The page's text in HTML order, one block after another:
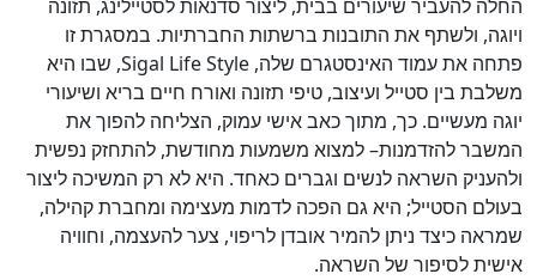
החלה להעביר שיעורים בבית, ליצור סדנאות לסטיילינג, תזונה
ויוגה, ולשתף את התובנות ברשתות החברתיות. במסגרת זו
פתחה את עמוד האינסטגרם שלה, Sigal Life Style, שבו היא
משלבת בין סטייל ועיצוב, טיפי תזונה ואורח חיים בריא ושיעורי
יוגה מעשיים. כך, מתוך כאב אישי עמוק, הצליחה להפוך את
המשבר להזדמנות– למצוא משמעות מחודשת, להתחזק נפשית
ולהעניק השראה לנשים וגברים כאחד. היא לא רק המשיכה ליצור
בעולם הסטייל; היא גם הפכה לדמות מעצימה ומחברת קהילה,
שמראה כיצד ניתן להמיר אובדן לריפוי, צער להעצמה, וחוויה
אישית לסיפור של השראה.